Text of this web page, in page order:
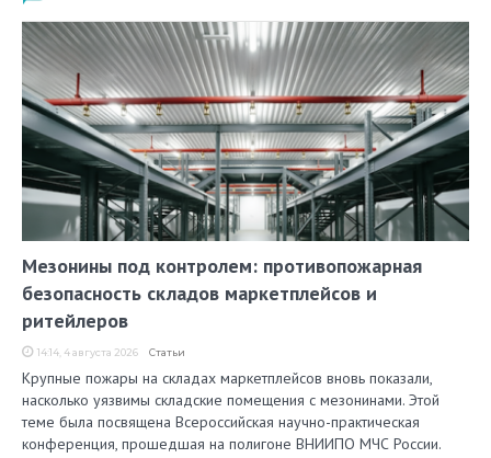
Мезонины под контролем: противопожарная
безопасность складов маркетплейсов и
ритейлеров
14:14, 4 августа 2026 Статьи
Крупные пожары на складах маркетплейсов вновь показали,
насколько уязвимы складские помещения с мезонинами. Этой
теме была посвящена Всероссийская научно-практическая
конференция, прошедшая на полигоне ВНИИПО МЧС России.